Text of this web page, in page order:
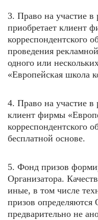
3. Право на участие
приобретает клиент
корреспондентского
проведения
одного или
«Европейская школа
4. Право на участие
клиент фирмы
корреспондентского
бесплатной основе.
5. Фонд призов
Организатора.
иные, в том числе
призов определяются
предварительно не